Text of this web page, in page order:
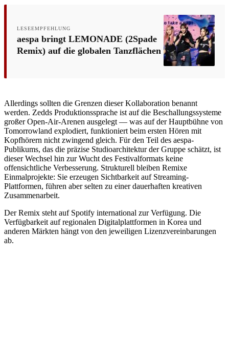
LESEEMPFEHLUNG
aespa bringt LEMONADE (2Spade
Remix) auf die globalen Tanzflächen
Allerdings sollten die Grenzen dieser Kollaboration benannt
werden. Zedds Produktionssprache ist auf die Beschallungssysteme
großer Open-Air-Arenen ausgelegt — was auf der Hauptbühne von
Tomorrowland explodiert, funktioniert beim ersten Hören mit
Kopfhörern nicht zwingend gleich. Für den Teil des aespa-
Publikums, das die präzise Studioarchitektur der Gruppe schätzt, ist
dieser Wechsel hin zur Wucht des Festivalformats keine
offensichtliche Verbesserung. Strukturell bleiben Remixe
Einmalprojekte: Sie erzeugen Sichtbarkeit auf Streaming-
Plattformen, führen aber selten zu einer dauerhaften kreativen
Zusammenarbeit.
Der Remix steht auf Spotify international zur Verfügung. Die
Verfügbarkeit auf regionalen Digitalplattformen in Korea und
anderen Märkten hängt von den jeweiligen Lizenzvereinbarungen
ab.